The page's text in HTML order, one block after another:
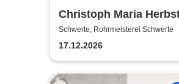
Christoph Maria
Moritz Netenjakob - Das
ernsthafte Bemühen um
Albernheit
Schwerte, Rohrmeisterei Schwerte
17.12.2026